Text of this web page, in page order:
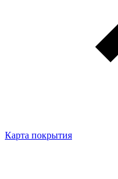
Карта покрытия